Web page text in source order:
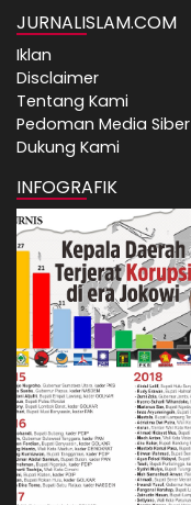
JURNALISLAM.COM
Iklan
Disclaimer
Tentang Kami
Pedoman Media Siber
Dukung Kami
INFOGRAFIK